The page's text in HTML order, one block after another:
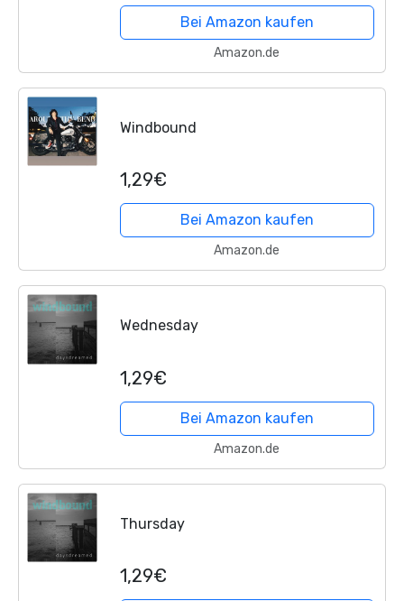
Bei Amazon kaufen
Amazon.de
Windbound
1,29€
Bei Amazon kaufen
Amazon.de
Wednesday
1,29€
Bei Amazon kaufen
Amazon.de
Thursday
1,29€